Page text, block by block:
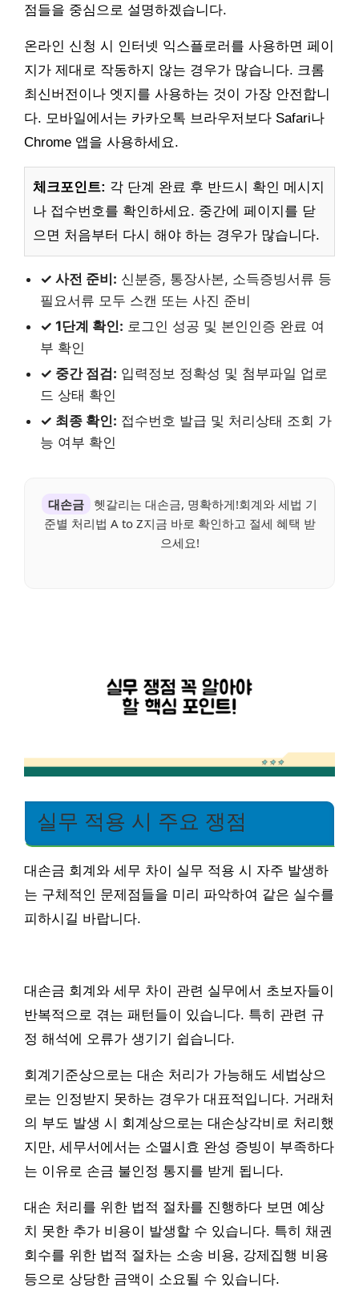
점들을 중심으로 설명하겠습니다.
온라인 신청 시 인터넷 익스플로러를 사용하면 페이
지가 제대로 작동하지 않는 경우가 많습니다. 크롬
최신버전이나 엣지를 사용하는 것이 가장 안전합니
다. 모바일에서는 카카오톡 브라우저보다 Safari나
Chrome 앱을 사용하세요.
체크포인트: 각 단계 완료 후 반드시 확인 메시지
나 접수번호를 확인하세요. 중간에 페이지를 닫
으면 처음부터 다시 해야 하는 경우가 많습니다.
✓ 사전 준비: 신분증, 통장사본, 소득증빙서류 등
필요서류 모두 스캔 또는 사진 준비
✓ 1단계 확인: 로그인 성공 및 본인인증 완료 여
부 확인
✓ 중간 점검: 입력정보 정확성 및 첨부파일 업로
드 상태 확인
✓ 최종 확인: 접수번호 발급 및 처리상태 조회 가
능 여부 확인
대손금
헷갈리는 대손금, 명확하게!회계와 세법 기
준별 처리법 A to Z지금 바로 확인하고 절세 혜택 받
으세요!
실무 적용 시 주요 쟁점
대손금 회계와 세무 차이 실무 적용 시 자주 발생하
는 구체적인 문제점들을 미리 파악하여 같은 실수를
피하시길 바랍니다.
대손금 회계와 세무 차이 관련 실무에서 초보자들이
반복적으로 겪는 패턴들이 있습니다. 특히 관련 규
정 해석에 오류가 생기기 쉽습니다.
회계기준상으로는 대손 처리가 가능해도 세법상으
로는 인정받지 못하는 경우가 대표적입니다. 거래처
의 부도 발생 시 회계상으로는 대손상각비로 처리했
지만, 세무서에서는 소멸시효 완성 증빙이 부족하다
는 이유로 손금 불인정 통지를 받게 됩니다.
대손 처리를 위한 법적 절차를 진행하다 보면 예상
치 못한 추가 비용이 발생할 수 있습니다. 특히 채권
회수를 위한 법적 절차는 소송 비용, 강제집행 비용
등으로 상당한 금액이 소요될 수 있습니다.